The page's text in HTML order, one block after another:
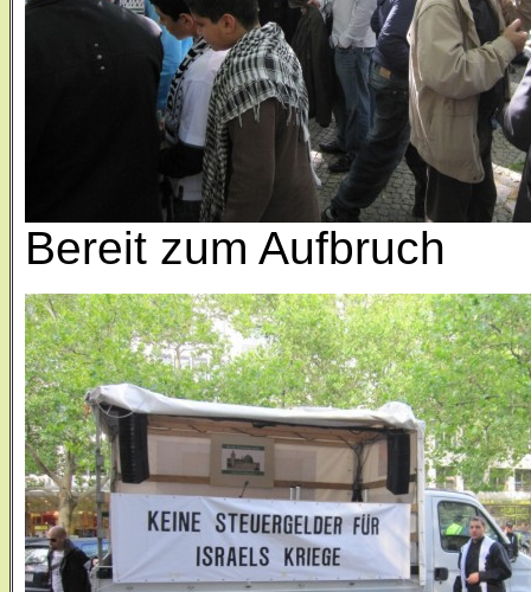
Bereit zum Aufbruch